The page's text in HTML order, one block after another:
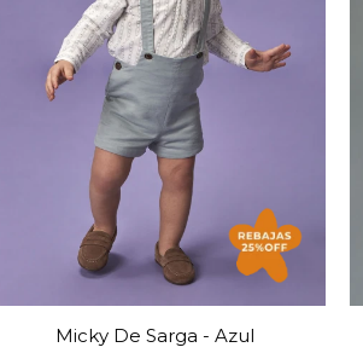
Micky De Sarga - Azul